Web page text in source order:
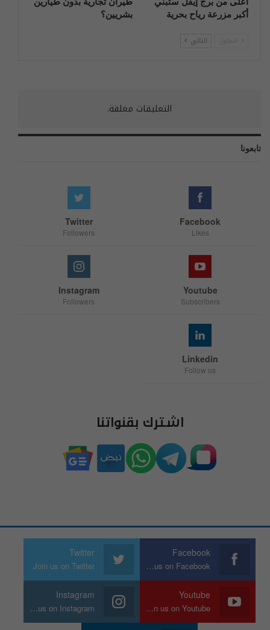
أكبر مزرعة رياح بحرية
بشريين؟
التالي
التعليقات مغلقة.
تابعونا
Facebook
Likes
Twitter
Followers
Youtube
Subscribers
Instagram
Followers
Linkedin
Follow us
اشترك بقنواتنا
Facebook
Join us on Facebook
Twitter
Join us on Twitter
Youtube
Join us on Youtube
Instagram
Join us on Instagram